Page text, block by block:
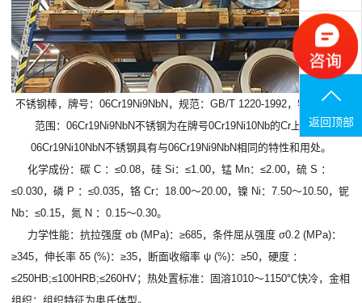
不锈钢棒，牌号：06Cr19Ni9NbN，规范：GB/T 1220-1992，特性及适用
范围：06Cr19Ni9NbN不锈钢为在牌号0Cr19Ni10Nb的Cr上加6，
06Cr19Ni10NbN不锈钢具有与06Cr19Ni9NbN相同的特性和用处。
化学成份：碳 C ：≤0.08，硅 Si：≤1.00，锰 Mn：≤2.00，硫 S ：
≤0.030，磷 P ：≤0.035，铬 Cr：18.00～20.00，镍 Ni：7.50～10.50，铌
Nb：≤0.15，氮 N ：0.15～0.30。
力学性能：抗拉强度 σb (MPa)：≥685，条件屈从强度 σ0.2 (MPa)：
≥345，伸长率 δ5 (%)：≥35，断面收缩率 ψ (%)：≥50，硬度 ：
≤250HB;≤100HRB;≤260HV；热处置标准：固溶1010～1150℃快冷，金相
组织：组织特征为奥氏体型。
联系电话
返回顶部